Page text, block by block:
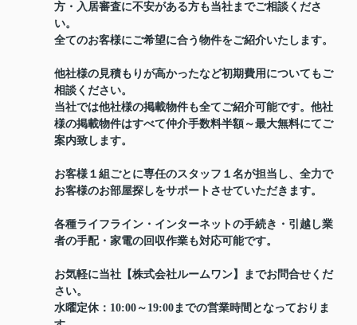
方・入居審査に不安がある方も当社までご相談くださ
い。
全てのお客様にご希望に合う物件をご紹介いたします。
他社様の見積もりが高かったなど初期費用についてもご
相談ください。
当社では他社様の掲載物件も全てご紹介可能です。他社
様の掲載物件はすべて仲介手数料半額～最大無料にてご
案内致します。
お客様１組ごとに専任のスタッフ１名が担当し、全力で
お客様のお部屋探しをサポートさせていただきます。
各種ライフライン・インターネットの手続き・引越し業
者の手配・家電の回収作業も対応可能です。
お気軽に当社【株式会社ルームワン】までお問合せくだ
さい。
水曜定休：10:00～19:00までの営業時間となっておりま